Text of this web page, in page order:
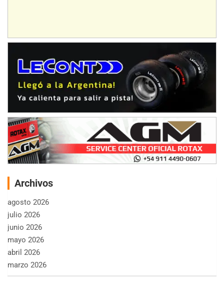
Archivos
agosto 2026
julio 2026
junio 2026
mayo 2026
abril 2026
marzo 2026